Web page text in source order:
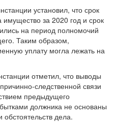
установил, что срок
за 2020 год и срок
на период полномочий
Таким образом,
уплату могла лежать на
отметил, что выводы
следственной связи
предыдущего
должника не основаны
дела.